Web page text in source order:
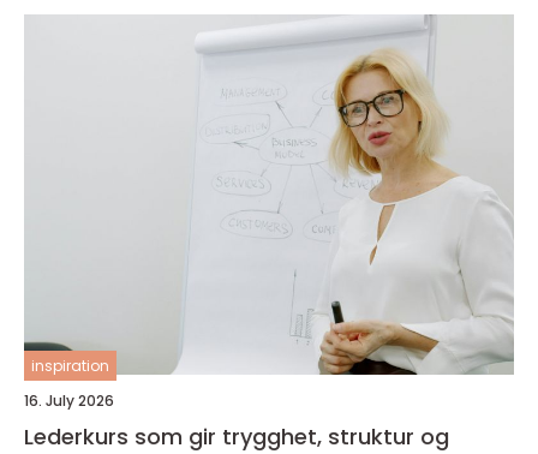
inspiration
16. July 2026
Lederkurs som gir trygghet, struktur og